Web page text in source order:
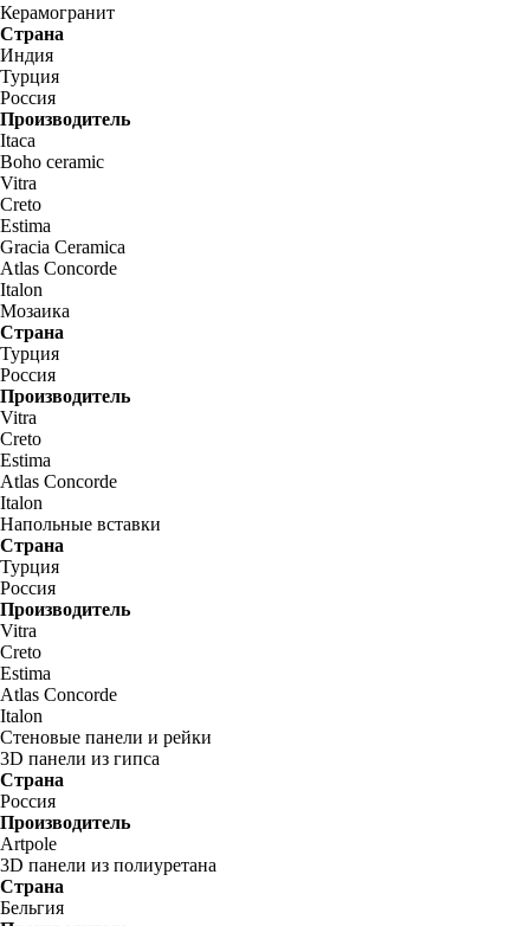
Керамогранит
Страна
Индия
Турция
Россия
Производитель
Itaca
Boho ceramic
Vitra
Creto
Estima
Gracia Ceramica
Atlas Concorde
Italon
Мозаика
Страна
Турция
Россия
Производитель
Vitra
Creto
Estima
Atlas Concorde
Italon
Напольные вставки
Страна
Турция
Россия
Производитель
Vitra
Creto
Estima
Atlas Concorde
Italon
Стеновые панели и рейки
3D панели из гипса
Страна
Россия
Производитель
Artpole
3D панели из полиуретана
Страна
Бельгия